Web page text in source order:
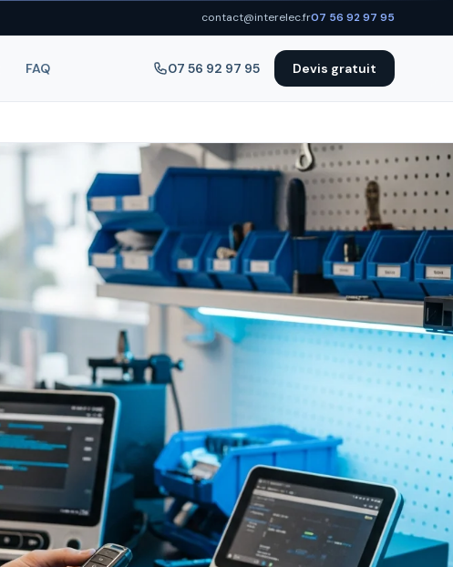
contact@interelec.fr07 56 92 97 95
FAQ 07 56 92 97 95 Devis gratuit